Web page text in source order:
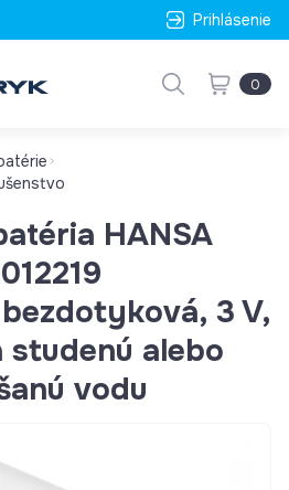
Prihlásenie
0
HANSA
3 V,
studenú alebo
vodu